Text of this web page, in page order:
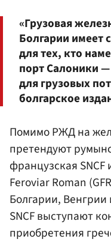
«Грузовая
Болгарии имеет
для тех, кто
порт Салоники
для грузовых
болгарское
Помимо РЖД на
претендуют
французская SNCF
Feroviar Roman
Болгарии,
SNCF выступают
приобретения